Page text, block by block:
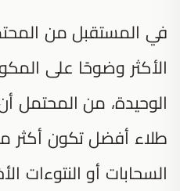
في المستقبل من
الأكثر وضوحًا على
الوحيدة، من المحتمل
طلاء أفضل تكون أكثر
السحابات أو النتوءات